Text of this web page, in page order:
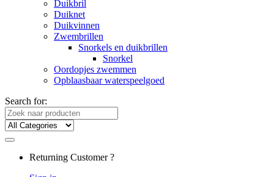
Duikbril
Duiknet
Duikvinnen
Zwembrillen
Snorkels en duikbrillen
Snorkel
Oordopjes zwemmen
Opblaasbaar waterspeelgoed
Search for:
Returning Customer ?